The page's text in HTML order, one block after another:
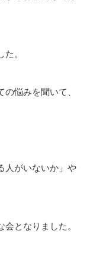
。
悩みを聞いて、
人がいないか」や
となりました。